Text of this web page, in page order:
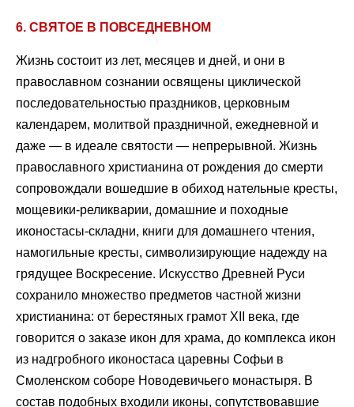
6. СВЯТОЕ В ПОВСЕДНЕВНОМ
Жизнь состоит из лет, месяцев и дней, и они в
православном сознании освящены циклической
последовательностью праздников, церковным
календарем, молитвой праздничной, ежедневной и
даже — в идеале святости — непрерывной. Жизнь
православного христианина от рождения до смерти
сопровождали вошедшие в обиход нательные кресты,
мощевики-реликварии, домашние и походные
иконостасы-складни, книги для домашнего чтения,
намогильные кресты, символизирующие надежду на
грядущее Воскресение. Искусство Древней Руси
сохранило множество предметов частной жизни
христианина: от берестяных грамот XII века, где
говорится о заказе икон для храма, до комплекса икон
из надгробного иконостаса царевны Софьи в
Смоленском соборе Новодевичьего монастыря. В
состав подобных входили иконы, сопутствовавшие